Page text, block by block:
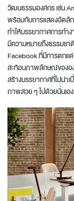
วัฒนธรรมองค์กร เช่น
พร้อมกับการแสดงอัตลั
ทำให้บรรยากาศการทำ
มีความหมายถึงธรรมช
Facebook ที่มีการตกแ
สะท้อนภาพลักษณ์ของอ
สร้างบรรยากาศที่ไม่น่า
ภาพสวย ๆ ไปด้วยนั่นเอง